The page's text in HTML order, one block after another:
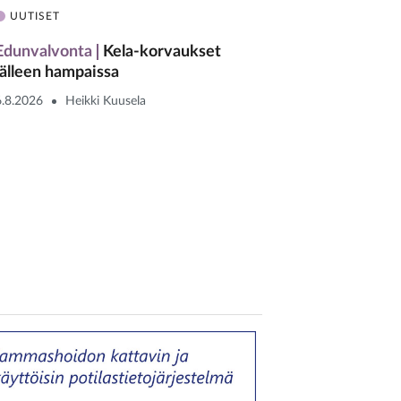
UUTISET
Kela-korvaukset
hampaissa
Heikki Kuusela